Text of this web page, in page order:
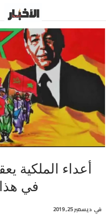
أعداء الملكية
في هذا
في ديسمبر 25, 2019